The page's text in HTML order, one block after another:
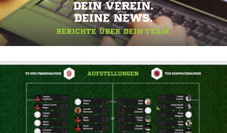
DEIN VEREIN.
DEINE NEWS.
BERICHTE ÜBER DEIN TEAM.